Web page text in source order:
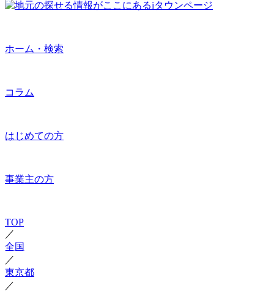
ホーム・検索
コラム
はじめての方
事業主の方
TOP
／
全国
／
東京都
／